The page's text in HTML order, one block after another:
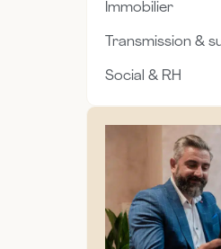
Immobilier
Transmission &
Social & RH